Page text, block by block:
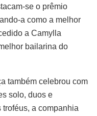
se o prêmio
a como a melhor
a Camylla
bailarina do
também celebrou com
solo, duos e
a companhia